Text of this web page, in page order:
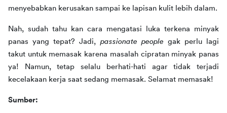
menyebabkan kerusakan sampai ke lapisan kulit lebih dalam.
Nah, sudah tahu kan cara mengatasi luka terkena minyak
panas yang tepat? Jadi, passionate people gak perlu lagi
takut untuk memasak karena masalah cipratan minyak panas
ya! Namun, tetap selalu berhati-hati agar tidak terjadi
kecelakaan kerja saat sedang memasak. Selamat memasak!
Sumber: